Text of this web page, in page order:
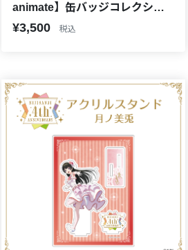
animate】缶バッジコレクショ
ンBOX A ver.
¥3,500 税込